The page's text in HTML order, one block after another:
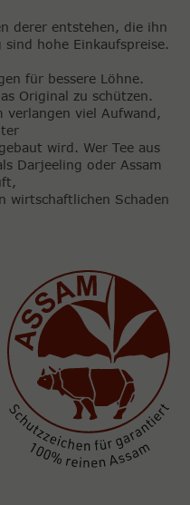
derer entstehen, die ihn
hohe Einkaufspreise.
für bessere Löhne.
Original zu schützen.
verlangen viel Aufwand,
wird. Wer Tee aus
Darjeeling oder Assam
wirtschaftlichen Schaden